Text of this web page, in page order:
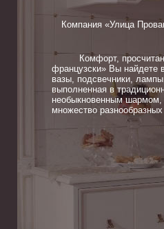
Компания «Улица
Комфорт,
французски» Вы найдете
вазы, подсвечники,
выполненная в
необыкновенным шармом,
множество